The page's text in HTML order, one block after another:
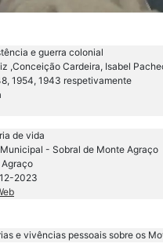
e guerra colonial
,Conceição Cardeira, Isabel
1954, 1943 respetivamente
de vida
- Sobral de Monte Agraço
2023
e vivências pessoais sobre os